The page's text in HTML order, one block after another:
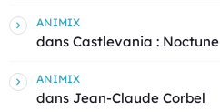
ANIMIX
dans Castlevania : Noctune
ANIMIX
dans Jean-Claude Corbel